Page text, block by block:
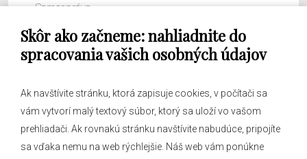
Skôr ako začneme: nahliadnite do
spracovania vašich osobných údajov
Ak navštívite stránku, ktorá zapisuje cookies, v počítači sa
vám vytvorí malý textový súbor, ktorý sa uloží vo vašom
prehliadači. Ak rovnakú stránku navštívite nabudúce, pripojíte
sa vďaka nemu na web rýchlejšie. Náš web vám ponúkne
Samospráva
Obecný úrad
O obci